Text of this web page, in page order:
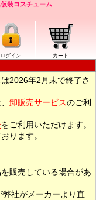
装コスチューム
ログイン カート
2026年2月末で終了さ
卸販売サービスのご利
をご利用いただけます。
ります。
販売している場合があ
弊社がメーカーより直